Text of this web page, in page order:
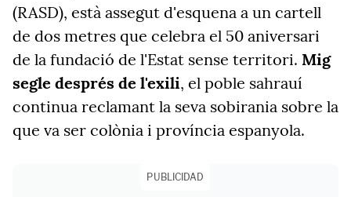
(RASD), està assegut d'esquena a un cartell
de dos metres que celebra el 50 aniversari
de la fundació de l'Estat sense territori. Mig
segle després de l'exili, el poble sahrauí
continua reclamant la seva sobirania sobre la
que va ser colònia i província espanyola.
PUBLICIDAD